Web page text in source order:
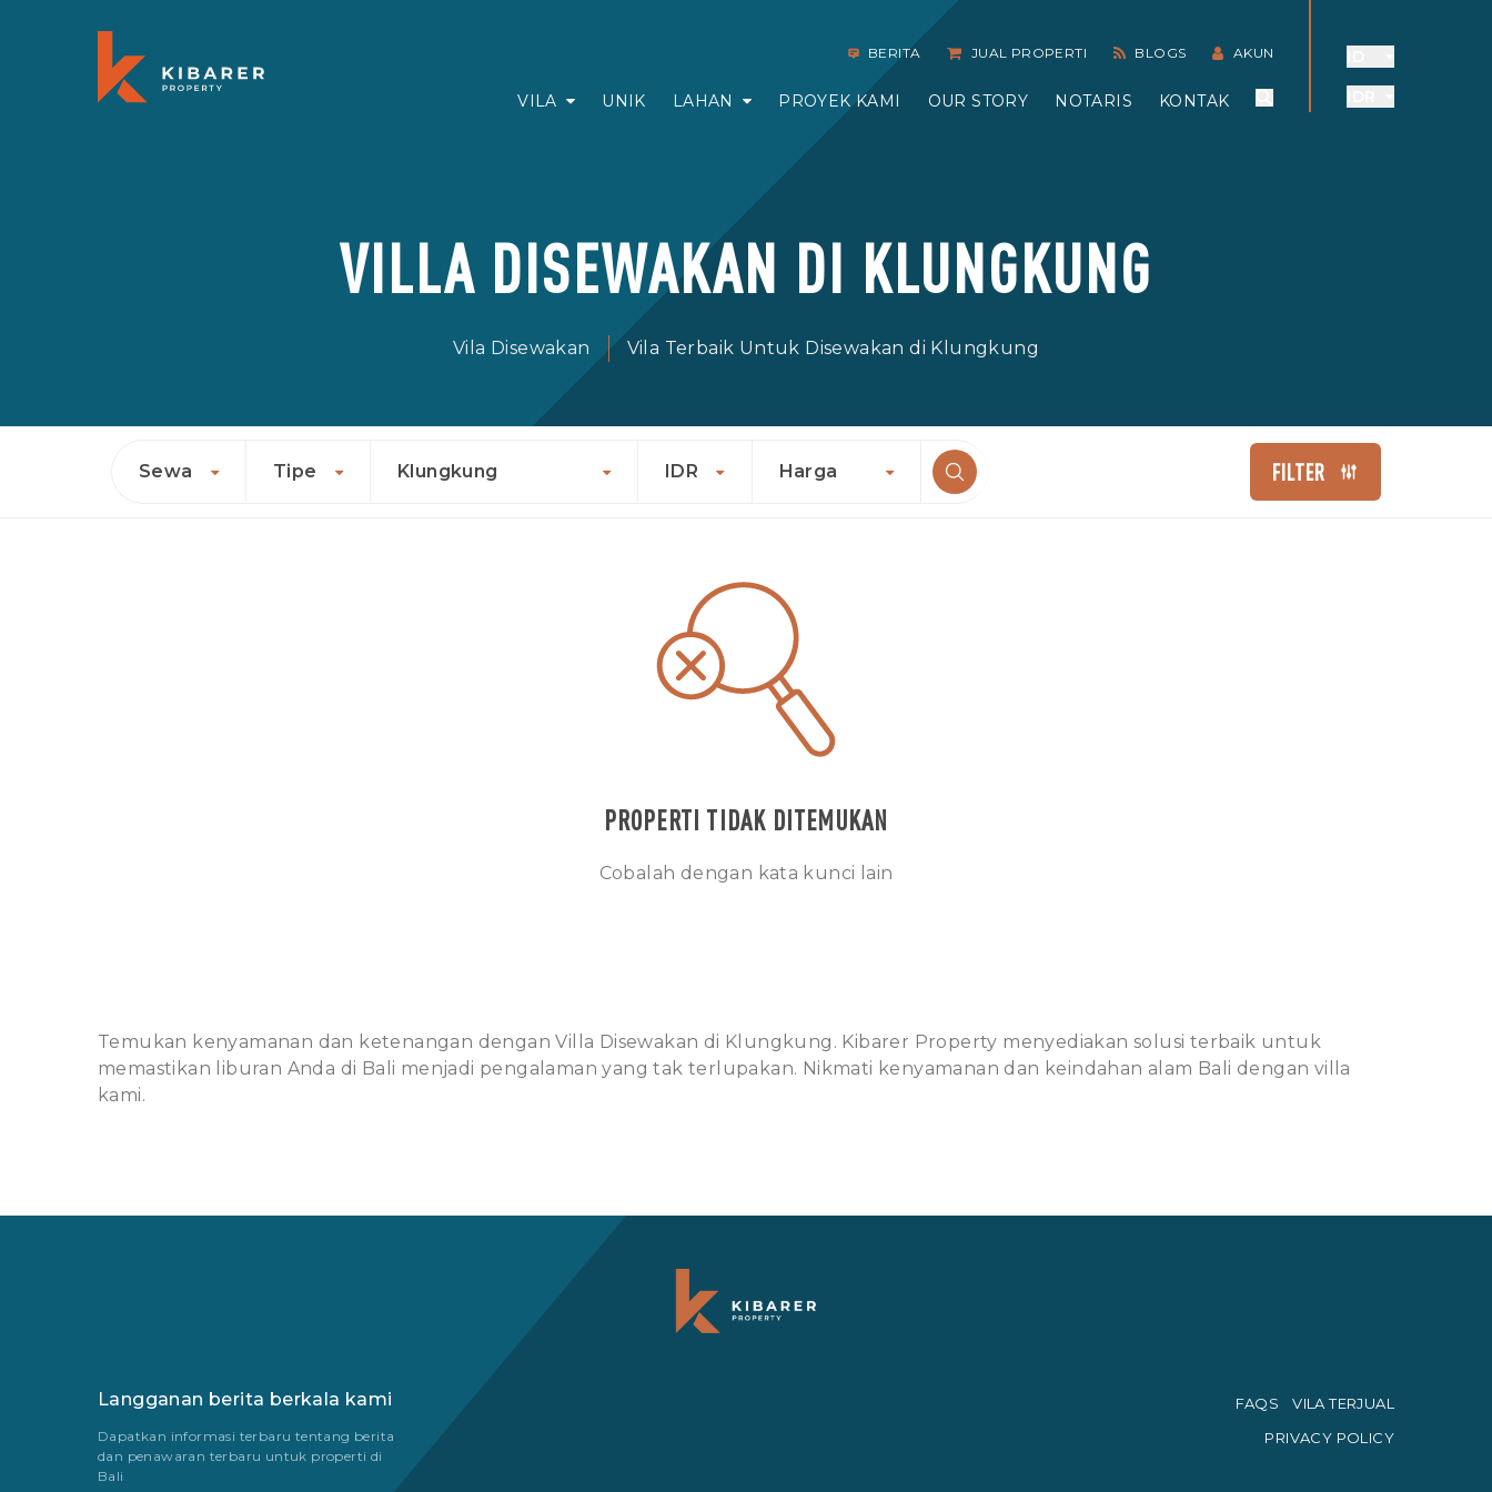
BERITA JUAL PROPERTI BLOGS AKUN
VILA UNIK LAHAN PROYEK KAMI OUR STORY NOTARIS KONTAK
VILLA DISEWAKAN DI KLUNGKUNG
Vila Disewakan Vila Terbaik Untuk Disewakan di Klungkung
Sewa Tipe Klungkung IDR Harga FILTER
PROPERTI TIDAK DITEMUKAN
Cobalah dengan kata kunci lain
Temukan kenyamanan dan ketenangan dengan Villa Disewakan di Klungkung. Kibarer Property menyediakan solusi terbaik untuk
memastikan liburan Anda di Bali menjadi pengalaman yang tak terlupakan. Nikmati kenyamanan dan keindahan alam Bali dengan villa
kami.
Langganan berita berkala kami
Dapatkan informasi terbaru tentang berita
dan penawaran terbaru untuk properti di
Bali
FAQS
VILA TERJUAL
PRIVACY POLICY